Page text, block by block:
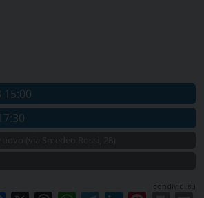
15:00
condividi su